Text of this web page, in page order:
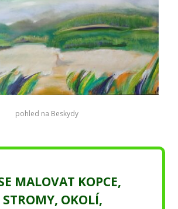
pohled na Beskydy
MALOVAT KOPCE,
OKOLÍ,